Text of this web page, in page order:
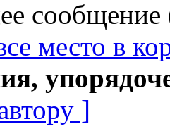
сообщение
место в
]